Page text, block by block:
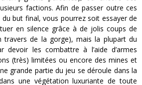
factions. Afin de passer outre ces
but final, vous pourrez soit essayer de
en silence grâce à de jolis coups de
travers de la gorge), mais la plupart du
devoir les combattre à l’aide d’armes
(très) limitées ou encore des mines et
grande partie du jeu se déroule dans la
une végétation luxuriante de toute